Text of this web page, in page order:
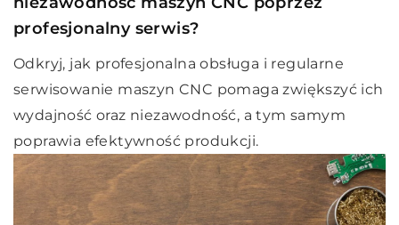
profesjonalny serwis?
Odkryj, jak profesjonalna obsługa i regularne
serwisowanie maszyn CNC pomaga zwiększyć ich
wydajność oraz niezawodność, a tym samym
poprawia efektywność produkcji.